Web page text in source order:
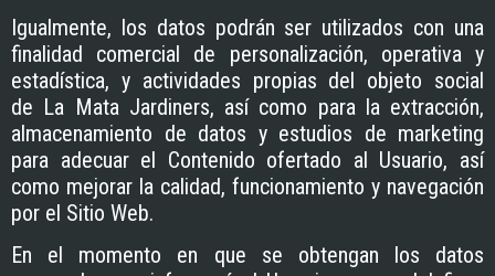
Igualmente, los datos podrán ser utilizados con una
finalidad comercial de personalización, operativa y
estadística, y actividades propias del objeto social
de La Mata Jardiners, así como para la extracción,
almacenamiento de datos y estudios de marketing
para adecuar el Contenido ofertado al Usuario, así
como mejorar la calidad, funcionamiento y navegación
por el Sitio Web.
En el momento en que se obtengan los datos